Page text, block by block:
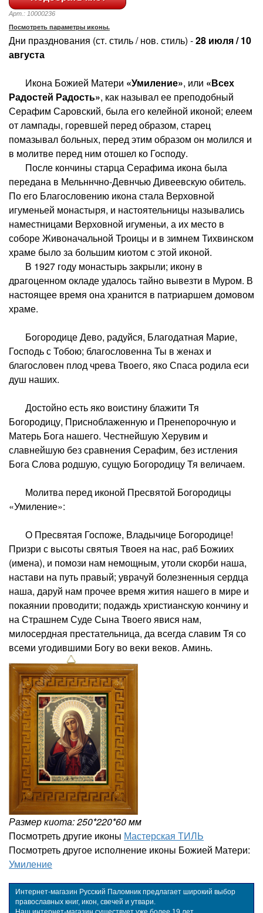
Арт.: 10000236
Посмотреть параметры иконы.
Дни празднования (ст. стиль / нов. стиль) -28 июля / 10
августа
Икона Божией Матери «Умиление», или «Всех
Радостей Радость», как называл ее преподобный
Серафим Саровский, была его келейной иконой; елеем
от лампады, горевшей перед образом, старец
помазывал больных, перед этим образом он молился и
в молитве перед ним отошел ко Господу.
После кончины старца Серафима икона была
передана в Мельннчно-Девнчью Дивеевскую обитель.
По его Благословению икона стала Верховной
игуменьей монастыря, и настоятельницы назывались
наместницами Верховной игуменьи, а их место в
соборе Живоначальной Троицы и в зимнем Тихвинском
храме было за большим киотом с этой иконой.
В 1927 году монастырь закрыли; икону в
драгоценном окладе удалось тайно вывезти в Муром. В
настоящее время она хранится в патриаршем домовом
храме.
Богородице Дево, радуйся, Благодатная Марие,
Господь с Тобою; благословенна Ты в женах и
благословен плод чрева Твоего, яко Спаса родила еси
душ наших.
Достойно есть яко воистину блажити Тя
Богородицу, Присноблаженную и Пренепорочную и
Матерь Бога нашего. Честнейшую Херувим и
славнейшую без сравнения Серафим, без истления
Бога Слова родшую, сущую Богородицу Тя величаем.
Молитва перед иконой Пресвятой Богородицы
«Умиление»:
О Пресвятая Госпоже, Владычице Богородице!
Призри с высоты святыя Твоея на нас, раб Божиих
(имена), и помози нам немощным, утоли скорби наша,
настави на путь правый; уврачуй болезненныя сердца
наша, даруй нам прочее время жития нашего в мире и
покаянии проводити; подаждь христианскую кончину и
на Страшнем Суде Сына Твоего явися нам,
милосердная престательница, да всегда славим Тя со
всеми угодившими Богу во веки веков. Аминь.
Размер киота: 250*220*60 мм
Посмотреть другие иконы Мастерская ТИЛЬ
Посмотреть другое исполнение иконы Божией Матери:
Умиление
Интернет-магазин Русский Паломник предлагает широкий выбор
православных книг, икон, свечей и утвари.